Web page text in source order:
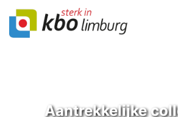
Aantrekkelijke